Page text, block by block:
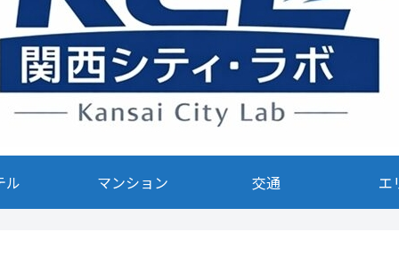
ル マンション 交通 エ